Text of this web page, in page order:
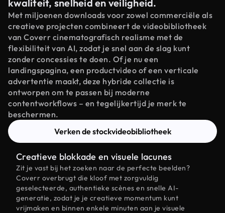
kwaliteit, snelheid en veiligheid.
Met miljoenen downloads voor zowel commerciële als
creatieve projecten combineert de videobibliotheek
van Coverr cinematografisch realisme met de
flexibiliteit van AI, zodat je snel aan de slag kunt
zonder concessies te doen. Of je nu een
landingspagina, een productvideo of een verticale
advertentie maakt, deze hybride collectie is
ontworpen om te passen bij moderne
contentworkflows – en tegelijkertijd je merk te
beschermen.
Verken de stockvideobibliotheek
Creatieve blokkade en visuele lacunes
Zit je vast bij het zoeken naar de perfecte beelden?
Coverr overbrugt die kloof met zorgvuldig
geselecteerde, authentieke scènes en snelle AI-
generatie, zodat je je creatieve momentum kunt
vrijmaken en binnen enkele minuten aan je visuele